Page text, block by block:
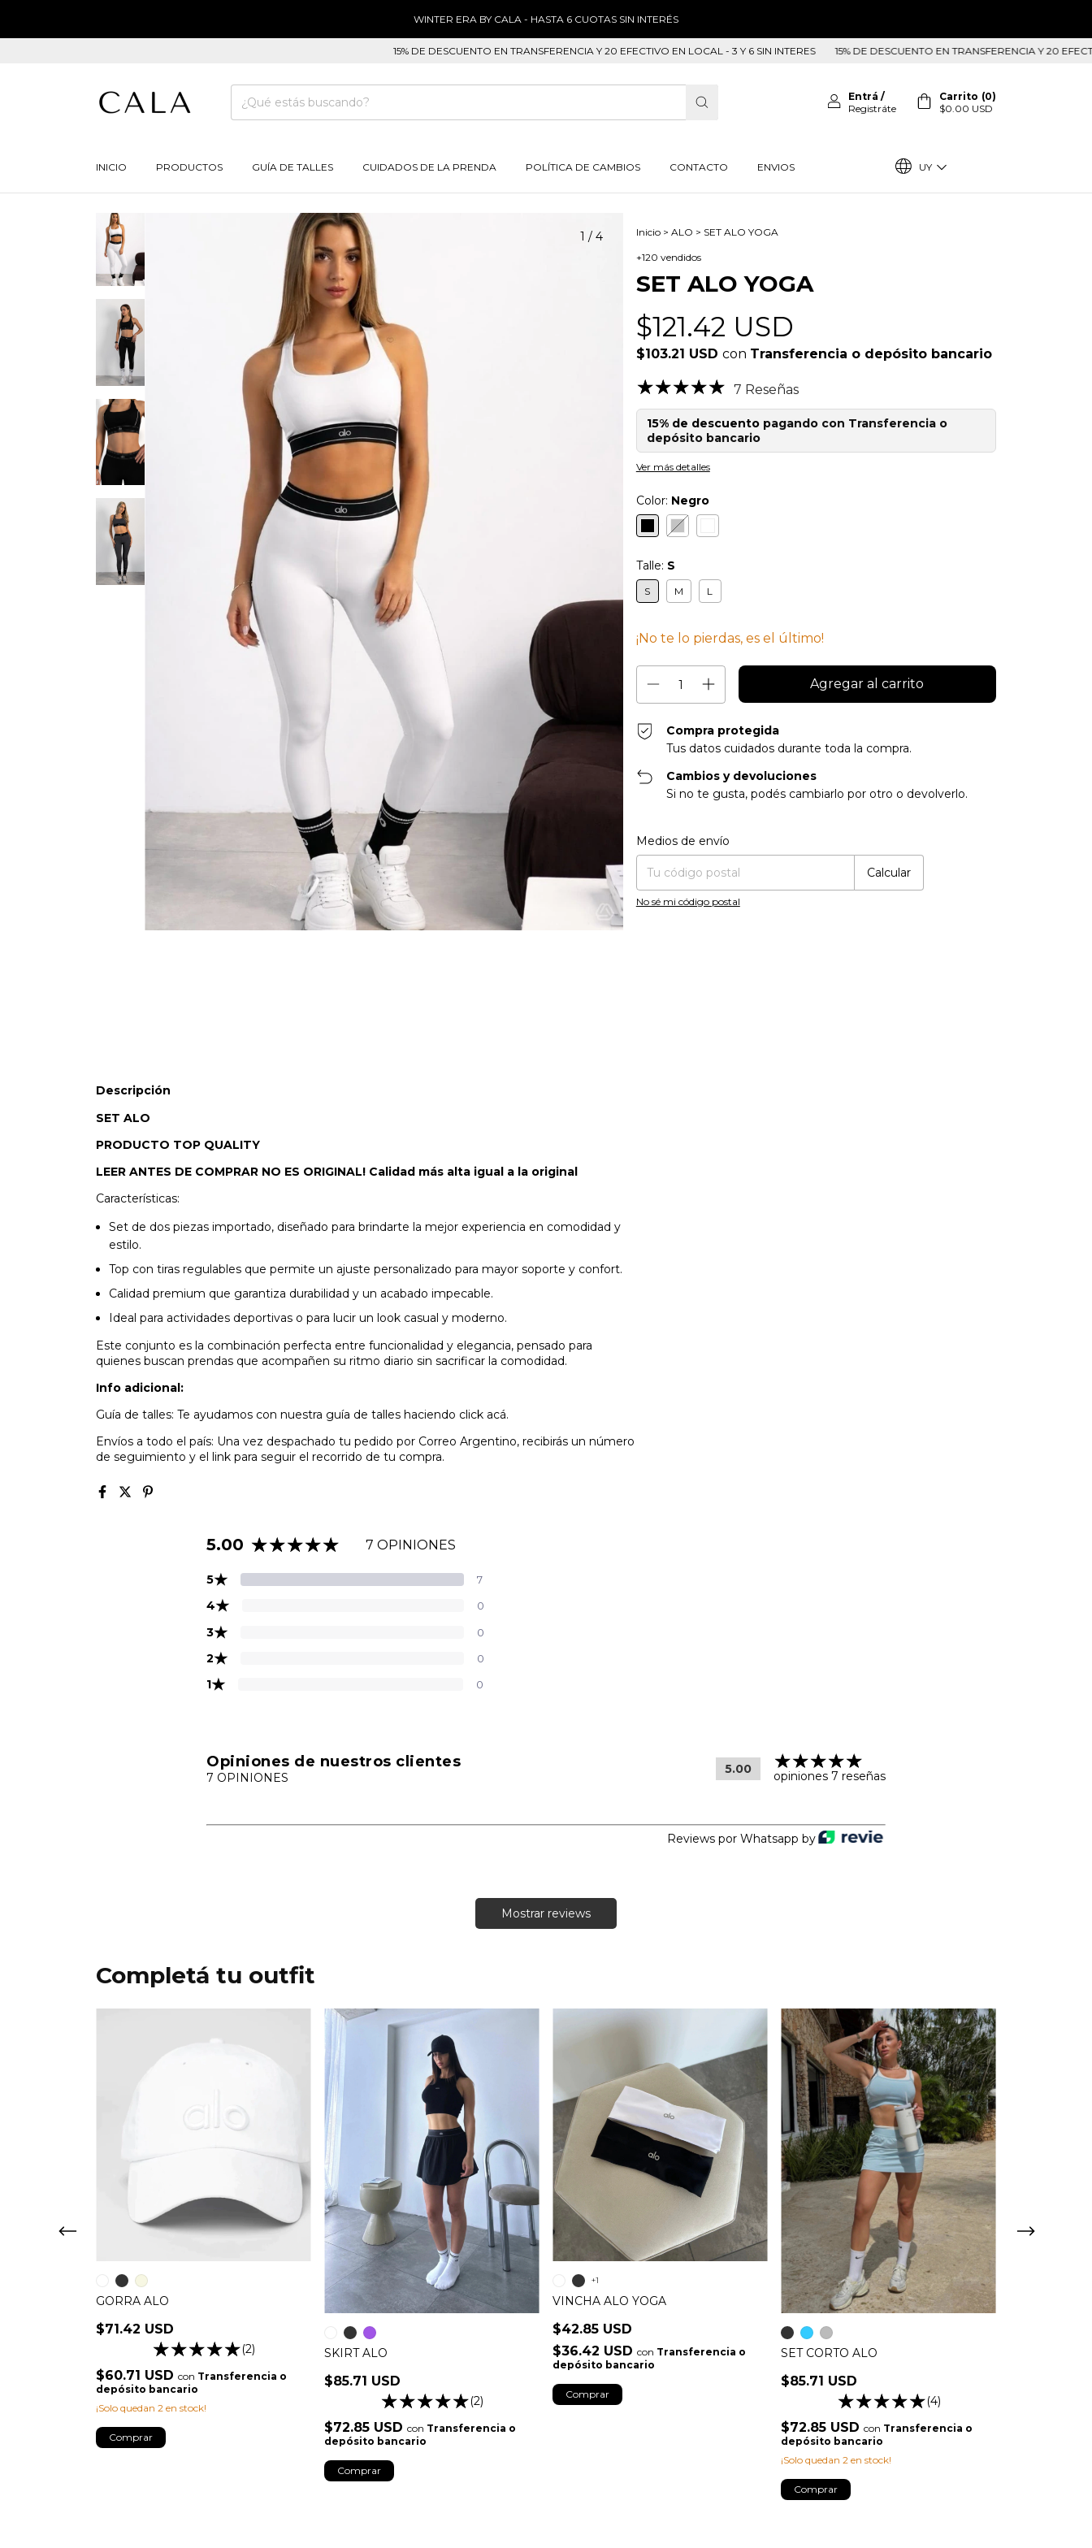
WINTER ERA BY CALA - HASTA 6 CUOTAS SIN INTERÉS
15% DE DESCUENTO EN TRANSFERENCIA Y 20 EFECTIVO EN LOCAL - 3 Y 6 SIN INTERES 15% DE DESCUENTO EN TRANSFERENCIA Y 20 EFECTIVO
Entrá /
Registráte
Carrito (0)
$0.00 USD
INICIO PRODUCTOS GUÍA DE TALLES CUIDADOS DE LA PRENDA POLÍTICA DE CAMBIOS CONTACTO ENVIOS UY
1 / 4 Inicio > ALO > SET ALO YOGA
+120 vendidos
SET ALO YOGA
$121.42 USD
$103.21 USD con Transferencia o depósito bancario
7 Reseñas
15% de descuentopagando con Transferencia o
depósito bancario
Ver más detalles
Color: Negro
Talle: S
S M L
¡No te lo pierdas, es el último!
Compra protegida
Tus datos cuidados durante toda la compra.
Cambios y devoluciones
Si no te gusta, podés cambiarlo por otro o devolverlo.
Entregas para el CP:
Medios de envío
Calcular
No sé mi código postal
Descripción
SET ALO
PRODUCTO TOP QUALITY
LEER ANTES DE COMPRAR NO ES ORIGINAL! Calidad más alta igual a la original
Características:
Set de dos piezas importado, diseñado para brindarte la mejor experiencia en comodidad y
estilo.
Top con tiras regulables que permite un ajuste personalizado para mayor soporte y confort.
Calidad premium que garantiza durabilidad y un acabado impecable.
Ideal para actividades deportivas o para lucir un look casual y moderno.
Este conjunto es la combinación perfecta entre funcionalidad y elegancia, pensado para
quienes buscan prendas que acompañen su ritmo diario sin sacrificar la comodidad.
Info adicional:
Guía de talles: Te ayudamos con nuestra guía de talles haciendo click acá.
Envíos a todo el país: Una vez despachado tu pedido por Correo Argentino, recibirás un número
de seguimiento y el link para seguir el recorrido de tu compra.
5.00 7 OPINIONES
5★ 7
4★ 0
3★ 0
2★ 0
1★ 0
Opiniones de nuestros clientes
7 OPINIONES
5.00 opiniones 7 reseñas
Reviews por Whatsapp by
Mostrar reviews
GORRA ALO
$71.42 USD
(2)
$60.71 USD con Transferencia o
depósito bancario
¡Solo quedan 2 en stock!
Comprar
SKIRT ALO
$85.71 USD
(2)
$72.85 USD con Transferencia o
depósito bancario
Comprar
VINCHA ALO YOGA
$42.85 USD
$36.42 USD con Transferencia o
depósito bancario
+1
Comprar
SET CORTO ALO
$85.71 USD
(4)
$72.85 USD con Transferencia o
depósito bancario
¡Solo quedan 2 en stock!
Comprar